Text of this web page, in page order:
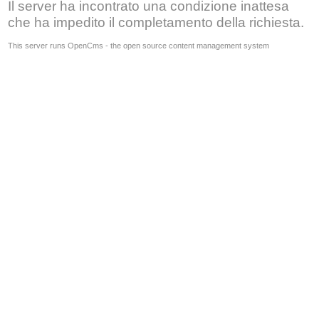
Il server ha incontrato una condizione inattesa
che ha impedito il completamento della richiesta.
This server runs OpenCms - the open source content management system